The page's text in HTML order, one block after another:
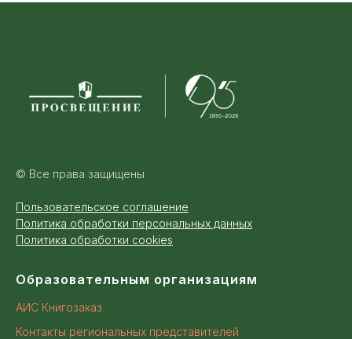
© Все права защищены
Пользовательское соглашение
Политика обработки персональных данных
Политика обработки cookies
Образовательным организациям
АИС Книгозаказ
Контакты региональных представителей